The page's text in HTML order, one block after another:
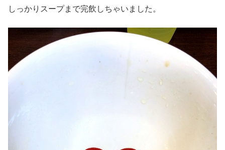
しっかりスープまで完飲しちゃいました。